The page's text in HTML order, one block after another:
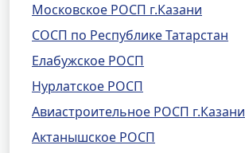
Московское РОСП г.Казани
СОСП по Республике Татарстан
Елабужское РОСП
Нурлатское РОСП
Авиастроительное РОСП г.Казани
Актанышское РОСП